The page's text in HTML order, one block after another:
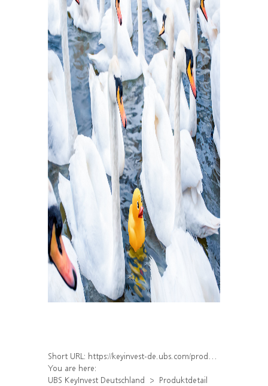
Short URL: https://keyinvest-de.ubs.com/produkt/detail/index/isin/DE000WA8BTJ3
You are here:
UBS KeyInvest Deutschland
Produktdetail